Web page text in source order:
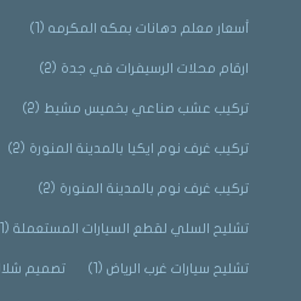
أسعار معلم دهانات بمكه المكرمه(1)
ارقام محلات الرسيفرات في جدة (2)
تركيب عشب صناعي بخميس مشيط (2)
تركيب غرف نوم ايكيا بالمدينة المنورة (2)
تركيب غرف نوم بالمدينة المنورة (2)
تشليح السلي لقطع السيارات المستعملة(1)
تشليح سيارات غرب الرياض(1) تصميم